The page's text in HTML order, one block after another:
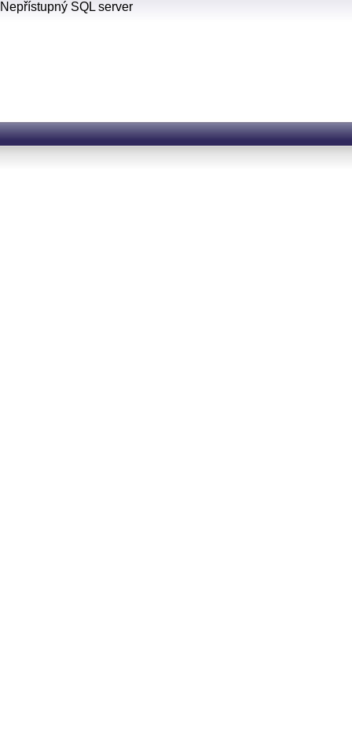
Nepřístupný SQL server